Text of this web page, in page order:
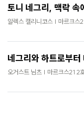
토니 네그리, 맥락 속
알렉스 캘리니코스 | 마르크
네그리와 하트로부터
오거스트 님츠 | 마르크스21